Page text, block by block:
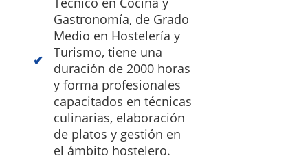
Gastronomía, de Grado
Medio en Hostelería y
Turismo, tiene una
duración de 2000 horas
y forma profesionales
capacitados en técnicas
culinarias, elaboración
de platos y gestión en
el ámbito hostelero.